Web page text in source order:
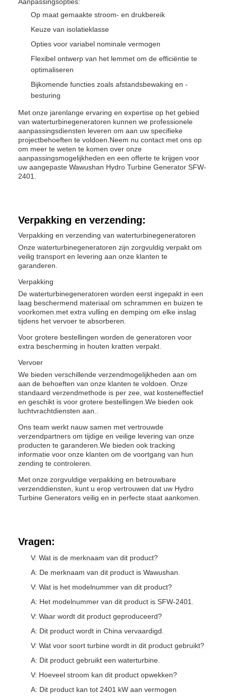
Op maat gemaakte stroom- en drukbereik
Keuze van isolatieklasse
Opties voor variabel nominale vermogen
Flexibel ontwerp van het lemmet om de efficiëntie te
optimaliseren
Bijkomende functies zoals afstandsbewaking en -
besturing
Met onze jarenlange ervaring en expertise op het gebied
van waterturbinegeneratoren kunnen we professionele
aanpassingsdiensten leveren om aan uw specifieke
projectbehoeften te voldoen.Neem nu contact met ons op
om meer te weten te komen over onze
aanpassingsmogelijkheden en een offerte te krijgen voor
uw aangepaste Wawushan Hydro Turbine Generator SFW-
2401.
Verpakking en verzending:
Verpakking en verzending van waterturbinegeneratoren
Onze waterturbinegeneratoren zijn zorgvuldig verpakt om
veilig transport en levering aan onze klanten te
garanderen.
Verpakking
De waterturbinegeneratoren worden eerst ingepakt in een
laag beschermend materiaal om schrammen en buizen te
voorkomen.met extra vulling en demping om elke inslag
tijdens het vervoer te absorberen.
Voor grotere bestellingen worden de generatoren voor
extra bescherming in houten kratten verpakt.
Vervoer
We bieden verschillende verzendmogelijkheden aan om
aan de behoeften van onze klanten te voldoen. Onze
standaard verzendmethode is per zee, wat kosteneffectief
en geschikt is voor grotere bestellingen.We bieden ook
luchtvrachtdiensten aan..
Ons team werkt nauw samen met vertrouwde
verzendpartners om tijdige en veilige levering van onze
producten te garanderen.We bieden ook tracking
informatie voor onze klanten om de voortgang van hun
zending te controleren.
Met onze zorgvuldige verpakking en betrouwbare
verzenddiensten, kunt u erop vertrouwen dat uw Hydro
Turbine Generators veilig en in perfecte staat aankomen.
Vragen:
V: Wat is de merknaam van dit product?
A: De merknaam van dit product is Wawushan.
V: Wat is het modelnummer van dit product?
A: Het modelnummer van dit product is SFW-2401.
V: Waar wordt dit product geproduceerd?
A: Dit product wordt in China vervaardigd.
V: Wat voor soort turbine wordt in dit product gebruikt?
A: Dit product gebruikt een waterturbine.
V: Hoeveel stroom kan dit product opwekken?
A: Dit product kan tot 2401 kW aan vermogen